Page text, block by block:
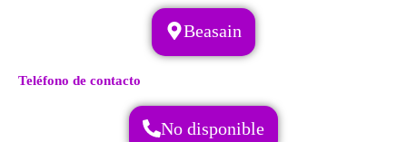
Beasain
Teléfono de contacto
No disponible